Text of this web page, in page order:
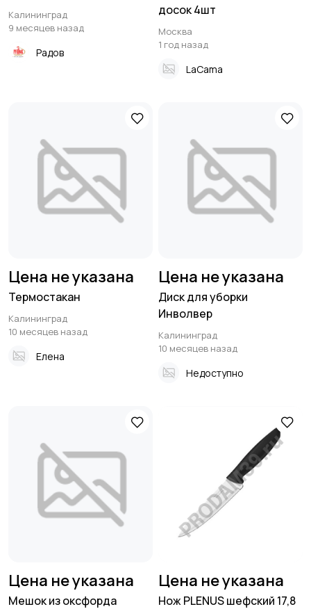
Калининград
9 месяцев назад
Радов
досок 4шт
Москва
1 год назад
LaCama
Цена не указана
Термостакан
Калининград
10 месяцев назад
Елена
Цена не указана
Диск для уборки
Инволвер
Калининград
10 месяцев назад
Недоступно
Цена не указана
Мешок из оксфорда
Цена не указана
Нож PLENUS шефский 17,8